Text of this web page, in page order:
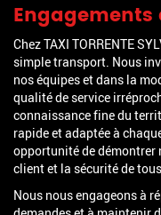
Chez TAXI TORRENTE
simple transport. Nous
nos équipes et dans la
qualité de service
connaissance fine du
rapide et adaptée à
opportunité de démontrer
client et la sécurité de
Nous nous engageons à